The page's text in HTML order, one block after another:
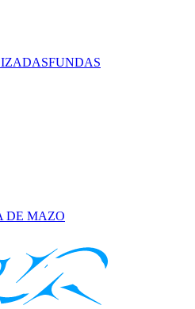
FUNDAS
DE MAZO